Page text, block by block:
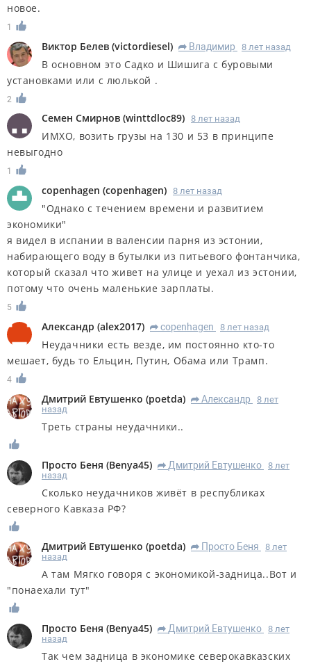
новое.
1
Виктор Белев (victordiesel) R Владимир 8 лет назад
В основном это Садко и Шишига с буровыми
установками или с люлькой .
2
Семен Смирнов (winttdloc89) 8 лет назад
ИМХО, возить грузы на 130 и 53 в принципе
невыгодно
1
copenhagen (copenhagen) 8 лет назад
"Однако с течением времени и развитием
экономики"
я видел в испании в валенсии парня из эстонии,
набирающего воду в бутылки из питьевого фонтанчика,
который сказал что живет на улице и уехал из эстонии,
потому что очень маленькие зарплаты.
5
Александр (alex2017) R copenhagen 8 лет назад
Неудачники есть везде, им постоянно кто-то
мешает, будь то Ельцин, Путин, Обама или Трамп.
4
Дмитрий Евтушенко (poetda) R Александр
8 лет
назад
Треть страны неудачники..
Просто Беня (Benya45) R Дмитрий Евтушенко 8 лет
назад
Сколько неудачников живёт в республиках
северного Кавказа РФ?
Дмитрий Евтушенко (poetda) R Просто Беня
8 лет
назад
А там Мягко говоря с экономикой-задница..Вот и
"понаехали тут"
Просто Беня (Benya45) R Дмитрий Евтушенко 8 лет
назад
Так чем задница в экономике северокавказских